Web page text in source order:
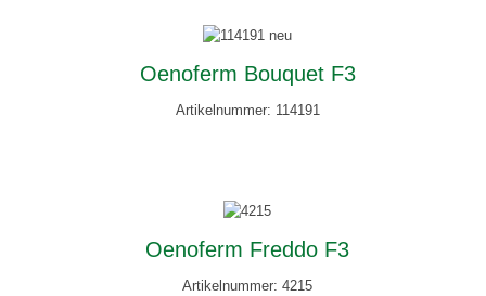
Oenoferm Bouquet F3
Artikelnummer: 114191
Oenoferm Freddo F3
Artikelnummer: 4215